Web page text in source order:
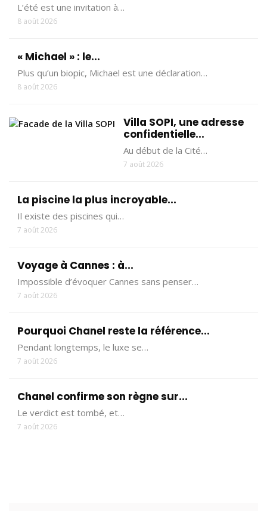
L’été est une invitation à…
8 août 2026
« Michael » : le...
Plus qu’un biopic, Michael est une déclaration…
8 août 2026
Villa SOPI, une adresse
confidentielle...
Au début de la Cité…
7 août 2026
La piscine la plus incroyable...
Il existe des piscines qui…
7 août 2026
Voyage à Cannes : à...
Impossible d’évoquer Cannes sans penser…
7 août 2026
Pourquoi Chanel reste la référence...
Pendant longtemps, le luxe se…
7 août 2026
Chanel confirme son règne sur...
Le verdict est tombé, et…
7 août 2026